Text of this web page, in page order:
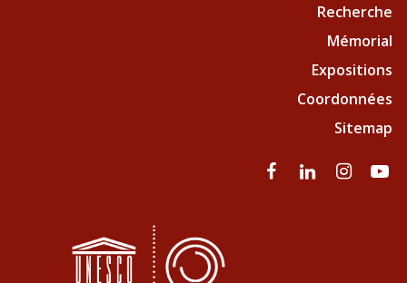
Recherche
Mémorial
Expositions
Coordonnées
Sitemap